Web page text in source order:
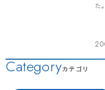
た。
Categoryカテゴリ